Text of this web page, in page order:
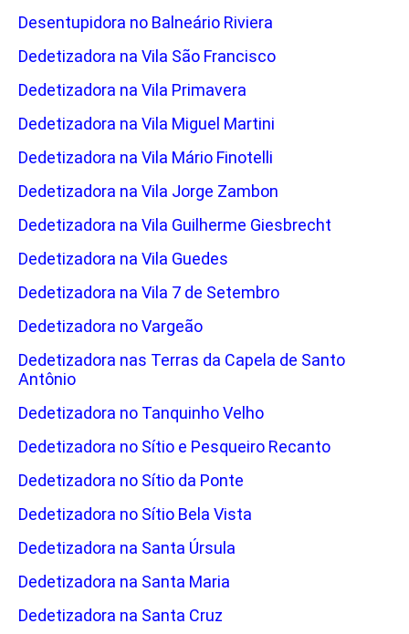
Desentupidora no Balneário Riviera
Dedetizadora na Vila São Francisco
Dedetizadora na Vila Primavera
Dedetizadora na Vila Miguel Martini
Dedetizadora na Vila Mário Finotelli
Dedetizadora na Vila Jorge Zambon
Dedetizadora na Vila Guilherme Giesbrecht
Dedetizadora na Vila Guedes
Dedetizadora na Vila 7 de Setembro
Dedetizadora no Vargeão
Dedetizadora nas Terras da Capela de Santo
Antônio
Dedetizadora no Tanquinho Velho
Dedetizadora no Sítio e Pesqueiro Recanto
Dedetizadora no Sítio da Ponte
Dedetizadora no Sítio Bela Vista
Dedetizadora na Santa Úrsula
Dedetizadora na Santa Maria
Dedetizadora na Santa Cruz